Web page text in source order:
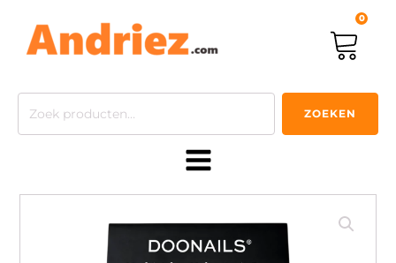
0
Zoeken
ZOEKEN